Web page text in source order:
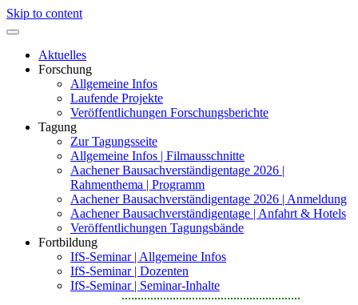
Skip to content
Aktuelles
Forschung
Allgemeine Infos
Laufende Projekte
Veröffentlichungen Forschungsberichte
Tagung
Zur Tagungsseite
Allgemeine Infos | Filmausschnitte
Aachener Bausachverständigentage 2026 |
Rahmenthema | Programm
Aachener Bausachverständigentage 2026 | Anmeldung
Aachener Bausachverständigentage | Anfahrt & Hotels
Veröffentlichungen Tagungsbände
Fortbildung
IfS-Seminar | Allgemeine Infos
IfS-Seminar | Dozenten
IfS-Seminar | Seminar-Inhalte